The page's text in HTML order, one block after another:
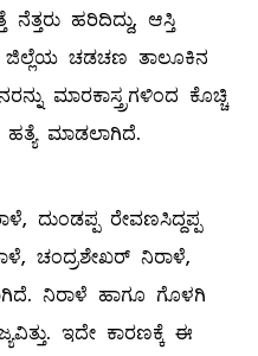
ಹರಿದಿದ್ದು, ಆಸ್ತಿ
ಚಡಚಣ ತಾಲೂಕಿನ
ಮಾರಕಾಸ್ತ್ರಗಳಿಂದ ಕೊಚ್ಚಿ
ಹತ್ಯೆ ಮಾಡಲಾಗಿದೆ.
ದುಂಡಪ್ಪ ರೇವಣಸಿದ್ದಪ್ಪ
ಚಂದ್ರಶೇಖರ್ ನಿರಾಳೆ,
ನಿರಾಳೆ ಹಾಗೂ ಗೊಳಗಿ
ಇದೇ ಕಾರಣಕ್ಕೆ ಈ